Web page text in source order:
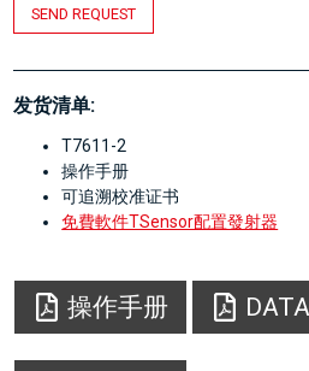
SEND REQUEST
发货清单:
T7611-2
操作手册
可追溯校准证书
免費軟件TSensor配置發射器
操作手册